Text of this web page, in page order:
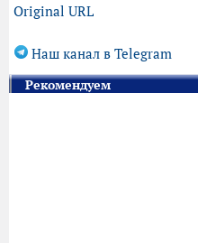
Original URL
Наш канал в Telegram
Рекомендуем